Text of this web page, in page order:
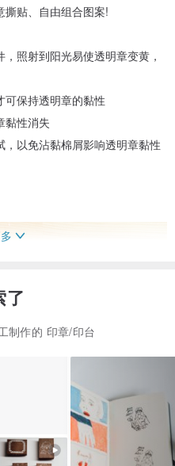
撕贴、自由组合图案!
照射到阳光易使透明章变黄，
可保持透明章的黏性
黏性消失
以免沾黏棉屑影响透明章黏性
了
制作的 印章/印台